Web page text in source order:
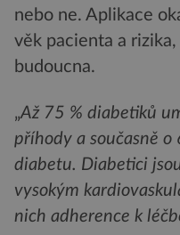
nebo ne. Aplikace
věk pacienta a
budoucna.
„Až 75 % diabetiků
příhody a současně
diabetu. Diabetici
vysokým
nich adherence k